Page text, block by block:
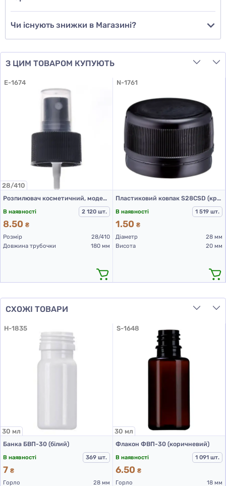
Чи існують знижки в Магазині?
З ЦИМ ТОВАРОМ КУПУЮТЬ
E-1674
28/410
Розпилювач косметичний, модель 208А, 28/410, ребристий, чорний, 180 мм
В наявності
2 120 шт.
8.50 ₴
Розмір
28/410
Довжина трубочки
180 мм
N-1761
Пластиковий ковпак S28CSD (кришка для ПЕТ пляшок 28 мм чорна)
В наявності
1 519 шт.
1.50 ₴
Діаметр
28 мм
Висота
20 мм
СХОЖІ ТОВАРИ
H-1835
30 мл
Банка БВП-30 (бiлий)
В наявності
369 шт.
7 ₴
Горло
28 мм
S-1648
30 мл
Флакон ФВП-30 (коричневий)
В наявності
1 091 шт.
6.50 ₴
Горло
18 мм